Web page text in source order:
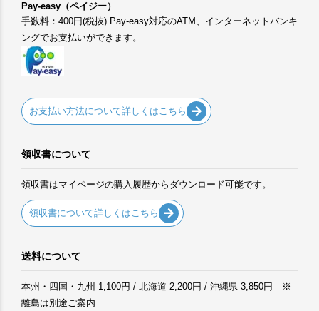
Pay-easy（ペイジー）
手数料：400円(税抜) Pay-easy対応のATM、インターネットバンキ
ングでお支払いができます。
お支払い方法について詳しくはこちら
領収書について
領収書はマイページの購入履歴からダウンロード可能です。
領収書について詳しくはこちら
送料について
本州・四国・九州 1,100円 / 北海道 2,200円 / 沖縄県 3,850円 ※
離島は別途ご案内